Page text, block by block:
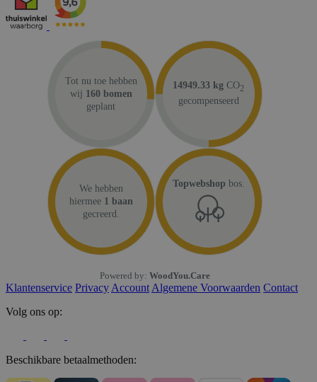
Tot nu toe hebben
wij 160 bomen
geplant
14949.33 kg CO2
gecompenseerd
We hebben
hiermee 1 baan
gecreerd.
Topwebshop bos.
Powered by: WoodYou.Care
Klantenservice Privacy Account Algemene Voorwaarden Contact
Volg ons op:
Beschikbare betaalmethoden: